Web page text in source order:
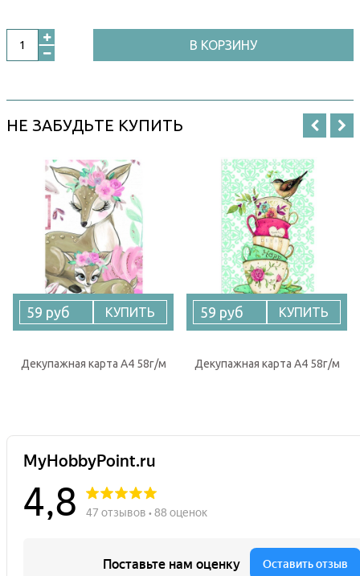
В КОРЗИНУ
НЕ ЗАБУДЬТЕ КУПИТЬ
59 руб КУПИТЬ
Декупажная карта А4 58г/м
59 руб КУПИТЬ
Декупажная карта А4 58г/м